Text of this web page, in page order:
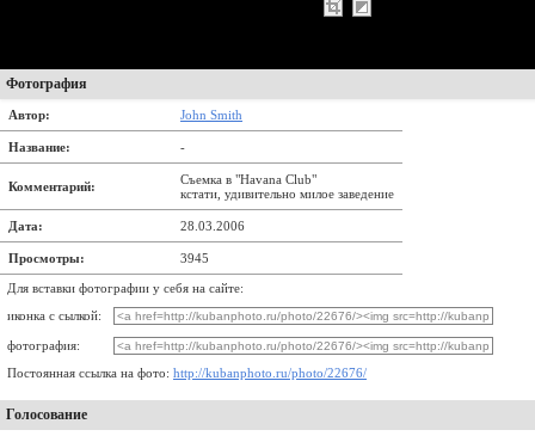
Фотография
Автор: John Smith
Название: -
Комментарий:
Съемка в "Havana Club"
кстати, удивительно милое заведение
Дата: 28.03.2006
Просмотры: 3945
Для вставки фотографии у себя на сайте:
иконка с сылкой:
фотография:
Постоянная ссылка на фото: http://kubanphoto.ru/photo/22676/
Голосование